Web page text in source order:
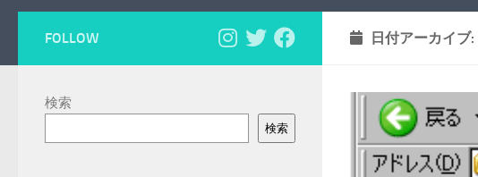
日付アーカイブ:
FOLLOW
検索
検索